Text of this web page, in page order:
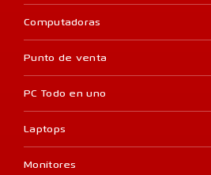
Computadoras
Punto de venta
PC Todo en uno
Laptops
Monitores